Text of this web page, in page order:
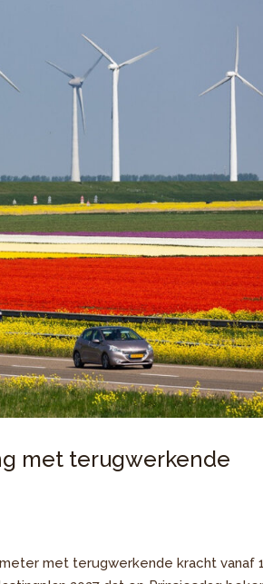
met terugwerkende
met terugwerkende kracht vanaf